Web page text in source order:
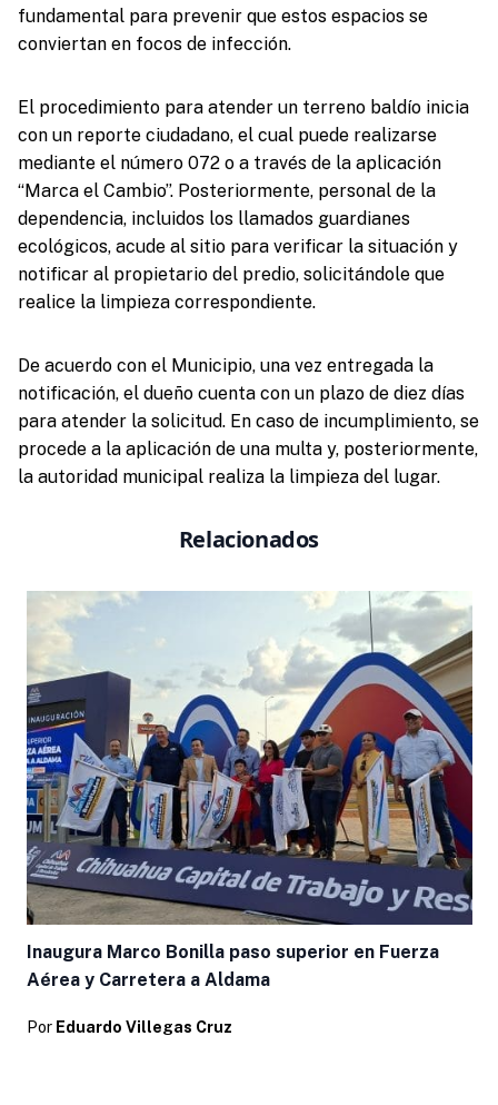
fundamental para prevenir que estos espacios se
conviertan en focos de infección.
El procedimiento para atender un terreno baldío inicia
con un reporte ciudadano, el cual puede realizarse
mediante el número 072 o a través de la aplicación
“Marca el Cambio”. Posteriormente, personal de la
dependencia, incluidos los llamados guardianes
ecológicos, acude al sitio para verificar la situación y
notificar al propietario del predio, solicitándole que
realice la limpieza correspondiente.
De acuerdo con el Municipio, una vez entregada la
notificación, el dueño cuenta con un plazo de diez días
para atender la solicitud. En caso de incumplimiento, se
procede a la aplicación de una multa y, posteriormente,
la autoridad municipal realiza la limpieza del lugar.
Relacionados
Inaugura Marco Bonilla paso superior en Fuerza
Aérea y Carretera a Aldama
Por Eduardo Villegas Cruz